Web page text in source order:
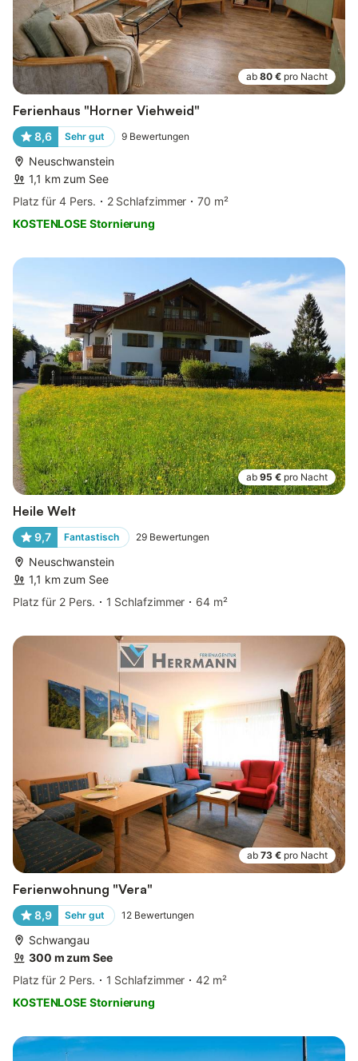
ab 80 € pro Nacht
Ferienhaus "Horner Viehweid"
8,6 Sehr gut 9 Bewertungen
Neuschwanstein
1,1 km zum See
Platz für 4 Pers.
2 Schlafzimmer
70 m²
KOSTENLOSE Stornierung
ab 95 € pro Nacht
Heile Welt
9,7 Fantastisch 29 Bewertungen
Neuschwanstein
1,1 km zum See
Platz für 2 Pers.
1 Schlafzimmer 64 m²
ab 73 € pro Nacht
Ferienwohnung "Vera"
8,9 Sehr gut 12 Bewertungen
Schwangau
300 m zum See
Platz für 2 Pers.
1 Schlafzimmer
42 m²
KOSTENLOSE Stornierung